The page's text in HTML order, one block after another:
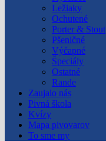
Ležiaky
Ochutené
Porter & Stout
Pšeničné
Výčapné
Špeciály
Ostatné
Rande
Zaujalo nás
Pivná škola
Kvízy
Mapa pivovarov
To sme my